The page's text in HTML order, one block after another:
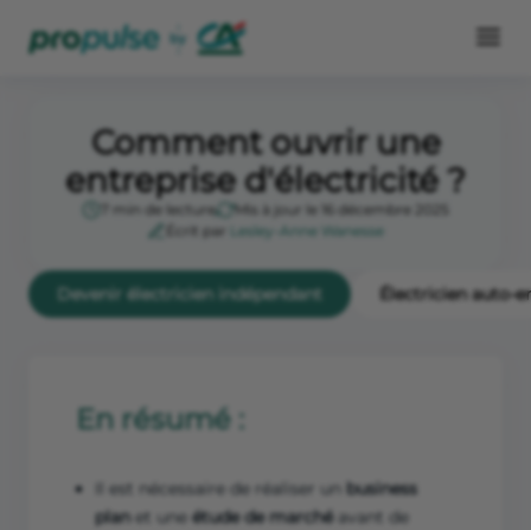
Comment ouvrir une
entreprise d'électricité ?
7 min de lecture
Mis à jour le 16 décembre 2025
Écrit par
Lesley-Anne Wanesse
Devenir électricien indépendant Électricien auto-
En résumé :
Il est nécessaire de réaliser un business
planet une étude de marché avant de